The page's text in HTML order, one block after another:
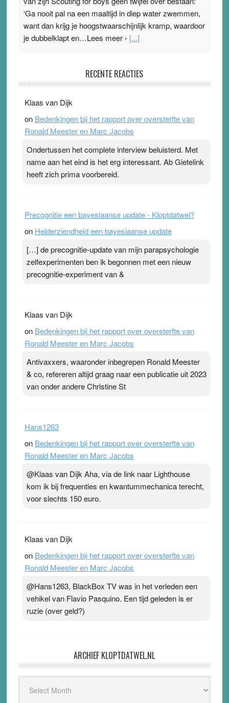
‘Ga nooit pal na een maaltijd in diep water zwemmen,
want dan krijg je hoogstwaarschijnlijk kramp, waardoor
je dubbelklapt en…Lees meer › [...]
Ward van Beek
topsporters. Ze hopen ermee hun hartslag te verlagen
terwijl ze meer zuurstof opnemen. Daarop heeft zo’n
pleister geen effect. Maar het gevoel ‘makkelijker te
Pleisterplakkers in de topspsort ›[...]
RECENTE REACTIES
Klaas van Dijk
on Bedenkingen bij het rapport over oversterfte van
Ronald Meester en Marc Jacobs
Ondertussen het complete interview beluisterd. Met
name aan het eind is het erg interessant. Ab Gietelink
heeft zich prima voorbereid.
Precognitie een bayesiaanse update - Kloptdatwel?
on Helderziendheid een bayesiaanse update
[…] de precognitie-update van mijn parapsychologie
zelfexperimenten ben ik begonnen met een nieuw
precognitie-experiment van &
Klaas van Dijk
on Bedenkingen bij het rapport over oversterfte van
Ronald Meester en Marc Jacobs
Antivaxxers, waaronder inbegrepen Ronald Meester
& co, refereren altijd graag naar een publicatie uit 2023
van onder andere Christine St
Hans1263
on Bedenkingen bij het rapport over oversterfte van
Ronald Meester en Marc Jacobs
@Klaas van Dijk Aha, via de link naar Lighthouse
kom ik bij frequenties en kwantummechanica terecht,
voor slechts 150 euro.
Klaas van Dijk
on Bedenkingen bij het rapport over oversterfte van
Ronald Meester en Marc Jacobs
@Hans1263, BlackBox TV was in het verleden een
vehikel van Flavio Pasquino. Een tijd geleden is er
ruzie (over geld?)
ARCHIEF KLOPTDATWEL.NL
Kloptdatwel.nl